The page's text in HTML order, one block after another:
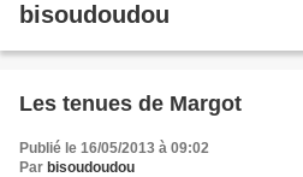
bisoudoudou
Les tenues de Margot
Publié le 16/05/2013 à 09:02
Par bisoudoudou